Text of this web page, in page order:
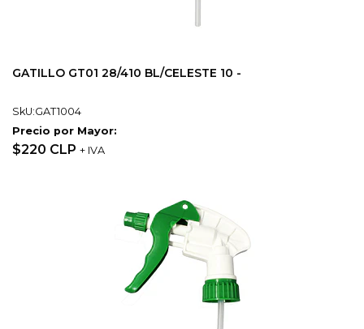
GATILLO GT01 28/410 BL/CELESTE 10 -
SkU:GAT1004
Precio por Mayor:
$220 CLP + IVA